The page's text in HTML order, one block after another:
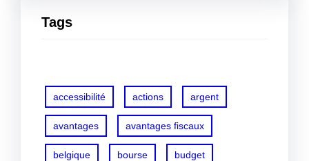
Tags
accessibilité actions argent
avantages avantages fiscaux
belgique bourse budget